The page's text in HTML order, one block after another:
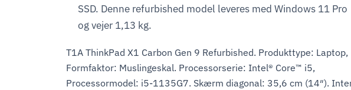
SSD. Denne refurbished model leveres med Windows 11 Pro
og vejer 1,13 kg.
T1A ThinkPad X1 Carbon Gen 9 Refurbished. Produkttype: Laptop,
Formfaktor: Muslingeskal. Processorserie: Intel® Core™ i5,
Processormodel: i5-1135G7. Skærm diagonal: 35,6 cm (14″).